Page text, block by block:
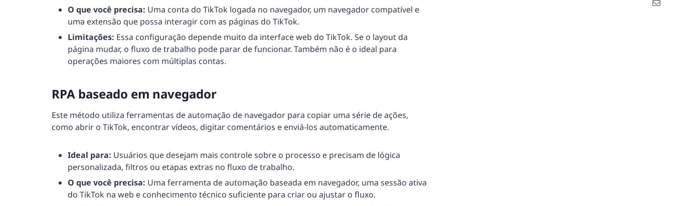
O que você precisa: Uma conta do TikTok logada no navegador, um navegador compatível e
uma extensão que possa interagir com as páginas do TikTok.
Limitações: Essa configuração depende muito da interface web do TikTok. Se o layout da
página mudar, o fluxo de trabalho pode parar de funcionar. Também não é o ideal para
operações maiores com múltiplas contas.
RPA baseado em navegador
Este método utiliza ferramentas de automação de navegador para copiar uma série de ações,
como abrir o TikTok, encontrar vídeos, digitar comentários e enviá-los automaticamente.
Ideal para: Usuários que desejam mais controle sobre o processo e precisam de lógica
personalizada, filtros ou etapas extras no fluxo de trabalho.
O que você precisa: Uma ferramenta de automação baseada em navegador, uma sessão ativa
do TikTok na web e conhecimento técnico suficiente para criar ou ajustar o fluxo.